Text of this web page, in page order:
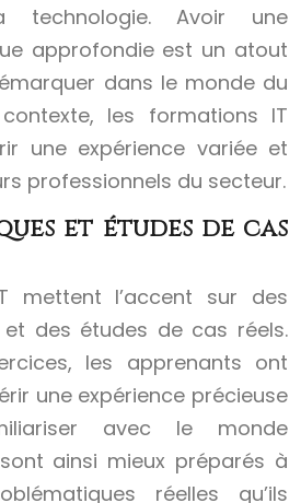
technologie. Avoir une
approfondie est un atout
dans le monde du
les formations IT
une expérience variée et
professionnels du secteur.
et études de cas
mettent l’accent sur des
des études de cas réels.
les apprenants ont
une expérience précieuse
avec le monde
ainsi mieux préparés à
réelles qu’ils